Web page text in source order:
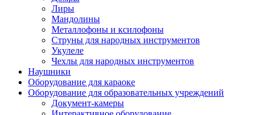
Лиры
Мандолины
Металлофоны и ксилофоны
Струны для народных инструментов
Укулеле
Чехлы для народных инструментов
Наушники
Оборудование для караоке
Оборудование для образовательных учреждений
Документ-камеры